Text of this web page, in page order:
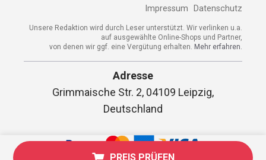
PREIS PRÜFEN
Impressum Datenschutz
Unsere Redaktion wird durch Leser unterstützt. Wir verlinken u.a.
auf ausgewählte Online-Shops und Partner,
von denen wir ggf. eine Vergütung erhalten. Mehr erfahren.
Adresse
Grimmaische Str. 2, 04109 Leipzig,
Deutschland